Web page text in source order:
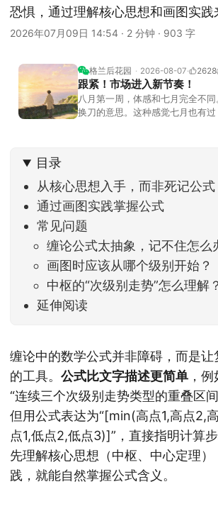
恐惧，通过理解核心思想和画图实践
2026年07月09日 14:54 · 2 分钟 · 903 字
格兰后花园 2026-08-07 2628
跟紧！市场进入新节奏！
八月第一周，体感和七月完全不
换刀的意思。这种感觉七月也有过
家感受到了春天般的暖风。指数涨
回暖到2
目录
从核心思想入手，而非死记公式
通过画图实践掌握公式
常见问题
缠论公式太抽象，记不住怎么
画图时应该从哪个级别开始？
中枢的“次级别走势”怎么理解？
延伸阅读
缠论中的数学公式并非障碍，而是
的工具。 公式比文字描述更简单 ，
“连续三个次级别走势类型的重叠区
但用公式表达为“[min(高点1,高点2,
点1,低点2,低点3)]”，直接指明计算
先理解核心思想（中枢、中心定理）
践，就能自然掌握公式含义。